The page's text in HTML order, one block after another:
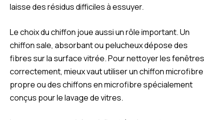
laisse des résidus difficiles à essuyer.
Le choix du chiffon joue aussi un rôle important. Un
chiffon sale, absorbant ou pelucheux dépose des
fibres sur la surface vitrée. Pour nettoyer les fenêtres
correctement, mieux vaut utiliser un chiffon microfibre
propre ou des chiffons en microfibre spécialement
conçus pour le lavage de vitres.